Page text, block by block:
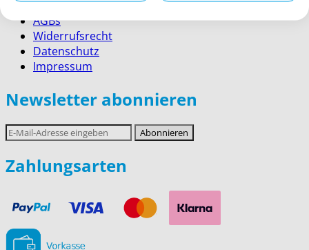
AGBs
Widerrufsrecht
Datenschutz
Impressum
Newsletter abonnieren
E-
Mail-
Adresse
Abonnieren
Zahlungsarten